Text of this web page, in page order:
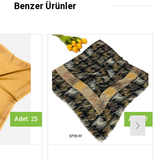
Benzer Ürünler
Adet: 25 Adet: 1